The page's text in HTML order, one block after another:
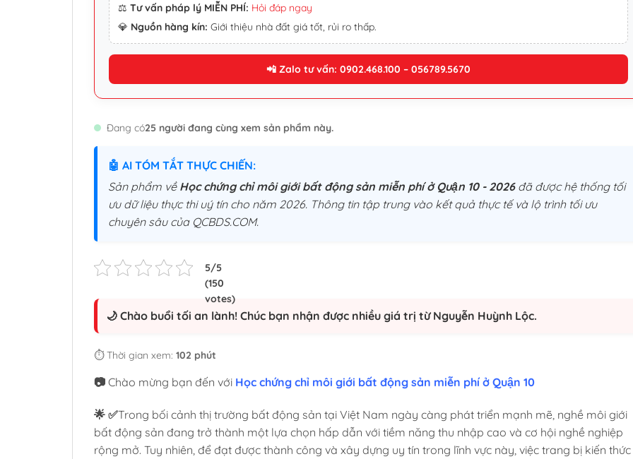
⚖️ Tư vấn pháp lý MIỄN PHÍ: Hỏi đáp ngay
💎 Nguồn hàng kín: Giới thiệu nhà đất giá tốt, rủi ro thấp.
📲 Zalo tư vấn: 0902.468.100 – 056789.5670
Đang có25 người đang cùng xem sản phẩm này.
🤖 AI TÓM TẮT THỰC CHIẾN:
Sản phẩm về Học chứng chỉ môi giới bất động sản miễn phí ở Quận 10 - 2026đã được hệ thống tối
ưu dữ liệu thực thi uý tín cho năm 2026. Thông tin tập trung vào kết quả thực tế và lộ trình tối ưu
chuyên sâu của QCBDS.COM.
🌙 Chào buổi tối an lành! Chúc bạn nhận được nhiều giá trị từ Nguyễn Huỳnh Lộc.
⏱️ Thời gian xem: 102 phút
📷 Chào mừng bạn đến với Học chứng chỉ môi giới bất động sản miễn phí ở Quận 10
🌟 ✅Trong bối cảnh thị trường bất động sản tại Việt Nam ngày càng phát triển mạnh mẽ, nghề môi giới
bất động sản đang trở thành một lựa chọn hấp dẫn với tiềm năng thu nhập cao và cơ hội nghề nghiệp
rộng mở. Tuy nhiên, để đạt được thành công và xây dựng uy tín trong lĩnh vực này, việc trang bị kiến thức